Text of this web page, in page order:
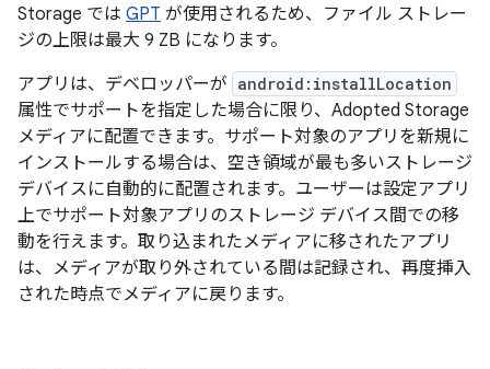
Storage では GPT が使用されるため、ファイル ストレー
ジの上限は最大 9 ZB になります。
アプリは、デベロッパーが android:installLocation
属性でサポートを指定した場合に限り、Adopted Storage
メディアに配置できます。サポート対象のアプリを新規に
インストールする場合は、空き領域が最も多いストレージ
デバイスに自動的に配置されます。ユーザーは設定アプリ
上でサポート対象アプリのストレージ デバイス間での移
動を行えます。取り込まれたメディアに移されたアプリ
は、メディアが取り外されている間は記録され、再度挿入
された時点でメディアに戻ります。